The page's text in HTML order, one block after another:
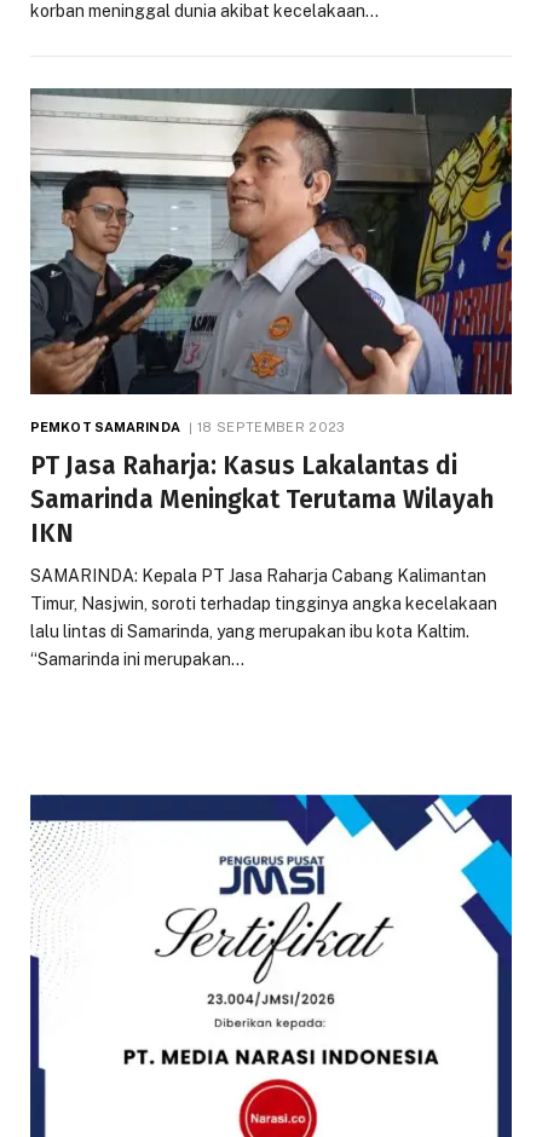
korban meninggal dunia akibat kecelakaan…
PEMKOT SAMARINDA 18 SEPTEMBER 2023
PT Jasa Raharja: Kasus Lakalantas di
Samarinda Meningkat Terutama Wilayah
IKN
SAMARINDA: Kepala PT Jasa Raharja Cabang Kalimantan
Timur, Nasjwin, soroti terhadap tingginya angka kecelakaan
lalu lintas di Samarinda, yang merupakan ibu kota Kaltim.
“Samarinda ini merupakan…